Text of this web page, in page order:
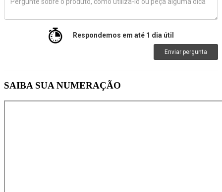
Respondemos em até 1 dia útil
Enviar pergunta
SAIBA SUA NUMERAÇÃO